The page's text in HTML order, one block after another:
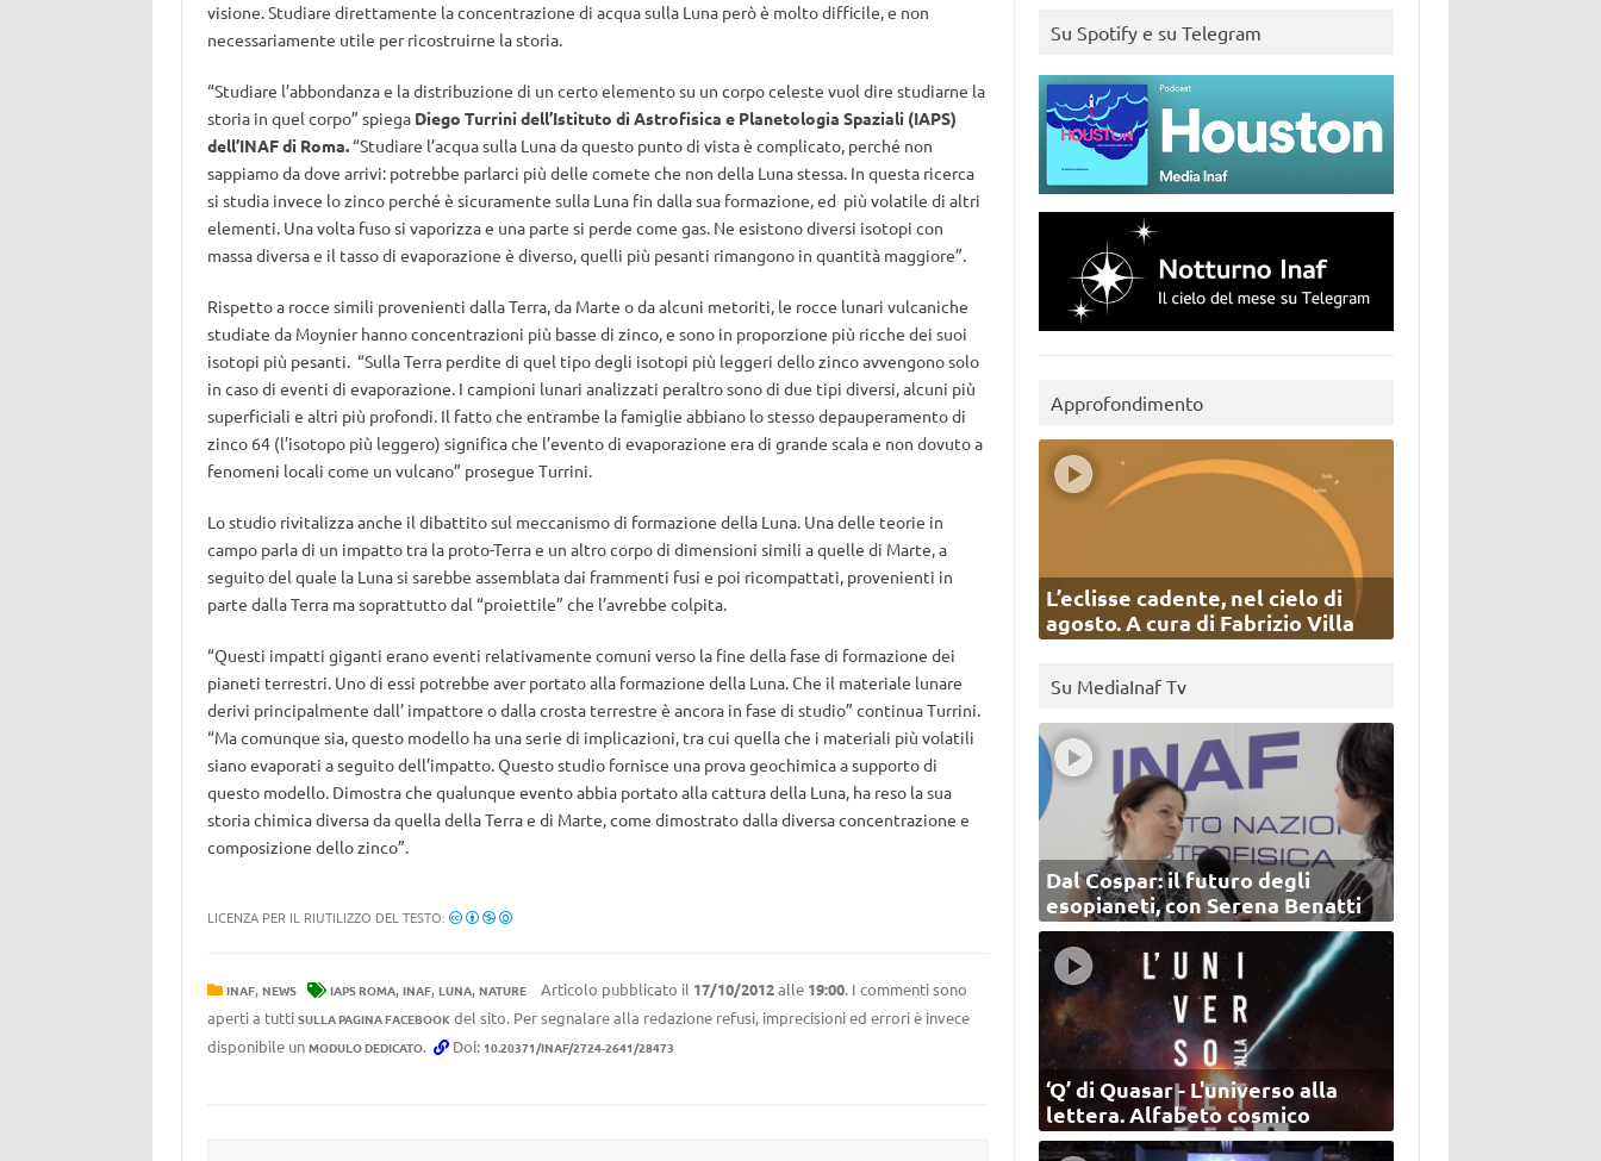
visione. Studiare direttamente la concentrazione di acqua sulla Luna però è molto difficile, e non
necessariamente utile per ricostruirne la storia.
“Studiare l’abbondanza e la distribuzione di un certo elemento su un corpo celeste vuol dire studiarne la
storia in quel corpo” spiega Diego Turrini dell’Istituto di Astrofisica e Planetologia Spaziali (IAPS)
dell’INAF di Roma.“Studiare l’acqua sulla Luna da questo punto di vista è complicato, perché non
sappiamo da dove arrivi: potrebbe parlarci più delle comete che non della Luna stessa. In questa ricerca
si studia invece lo zinco perché è sicuramente sulla Luna fin dalla sua formazione, ed più volatile di altri
elementi. Una volta fuso si vaporizza e una parte si perde come gas. Ne esistono diversi isotopi con
massa diversa e il tasso di evaporazione è diverso, quelli più pesanti rimangono in quantità maggiore”.
Rispetto a rocce simili provenienti dalla Terra, da Marte o da alcuni metoriti, le rocce lunari vulcaniche
studiate da Moynier hanno concentrazioni più basse di zinco, e sono in proporzione più ricche dei suoi
isotopi più pesanti. “Sulla Terra perdite di quel tipo degli isotopi più leggeri dello zinco avvengono solo
in caso di eventi di evaporazione. I campioni lunari analizzati peraltro sono di due tipi diversi, alcuni più
superficiali e altri più profondi. Il fatto che entrambe la famiglie abbiano lo stesso depauperamento di
zinco 64 (l’isotopo più leggero) significa che l’evento di evaporazione era di grande scala e non dovuto a
fenomeni locali come un vulcano” prosegue Turrini.
Lo studio rivitalizza anche il dibattito sul meccanismo di formazione della Luna. Una delle teorie in
campo parla di un impatto tra la proto-Terra e un altro corpo di dimensioni simili a quelle di Marte, a
seguito del quale la Luna si sarebbe assemblata dai frammenti fusi e poi ricompattati, provenienti in
parte dalla Terra ma soprattutto dal “proiettile” che l’avrebbe colpita.
“Questi impatti giganti erano eventi relativamente comuni verso la fine della fase di formazione dei
pianeti terrestri. Uno di essi potrebbe aver portato alla formazione della Luna. Che il materiale lunare
derivi principalmente dall’ impattore o dalla crosta terrestre è ancora in fase di studio” continua Turrini.
“Ma comunque sia, questo modello ha una serie di implicazioni, tra cui quella che i materiali più volatili
siano evaporati a seguito dell’impatto. Questo studio fornisce una prova geochimica a supporto di
questo modello. Dimostra che qualunque evento abbia portato alla cattura della Luna, ha reso la sua
storia chimica diversa da quella della Terra e di Marte, come dimostrato dalla diversa concentrazione e
composizione dello zinco”.
LICENZA PER IL RIUTILIZZO DEL TESTO:
INAF, NEWS IAPS ROMA, INAF, LUNA, NATURE Articolo pubblicato il 17/10/2012alle 19:00. I commenti sono
aperti a tutti SULLA PAGINA FACEBOOKdel sito. Per segnalare alla redazione refusi, imprecisioni ed errori è invece
disponibile un MODULO DEDICATO. Doi: 10.20371/INAF/2724-2641/28473
Su Spotify e su Telegram
Approfondimento
L’eclisse cadente, nel cielo di
agosto. A cura di Fabrizio Villa
Su MediaInaf Tv
Dal Cospar: il futuro degli
esopianeti, con Serena Benatti
‘Q’ di Quasar - L'universo alla
lettera. Alfabeto cosmico